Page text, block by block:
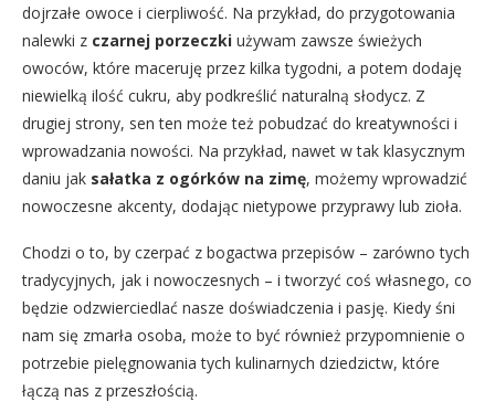
dojrzałe owoce i cierpliwość. Na przykład, do przygotowania
nalewki z czarnej porzeczki używam zawsze świeżych
owoców, które maceruję przez kilka tygodni, a potem dodaję
niewielką ilość cukru, aby podkreślić naturalną słodycz. Z
drugiej strony, sen ten może też pobudzać do kreatywności i
wprowadzania nowości. Na przykład, nawet w tak klasycznym
daniu jak sałatka z ogórków na zimę, możemy wprowadzić
nowoczesne akcenty, dodając nietypowe przyprawy lub zioła.
Chodzi o to, by czerpać z bogactwa przepisów – zarówno tych
tradycyjnych, jak i nowoczesnych – i tworzyć coś własnego, co
będzie odzwierciedlać nasze doświadczenia i pasję. Kiedy śni
nam się zmarła osoba, może to być również przypomnienie o
potrzebie pielęgnowania tych kulinarnych dziedzictw, które
łączą nas z przeszłością.